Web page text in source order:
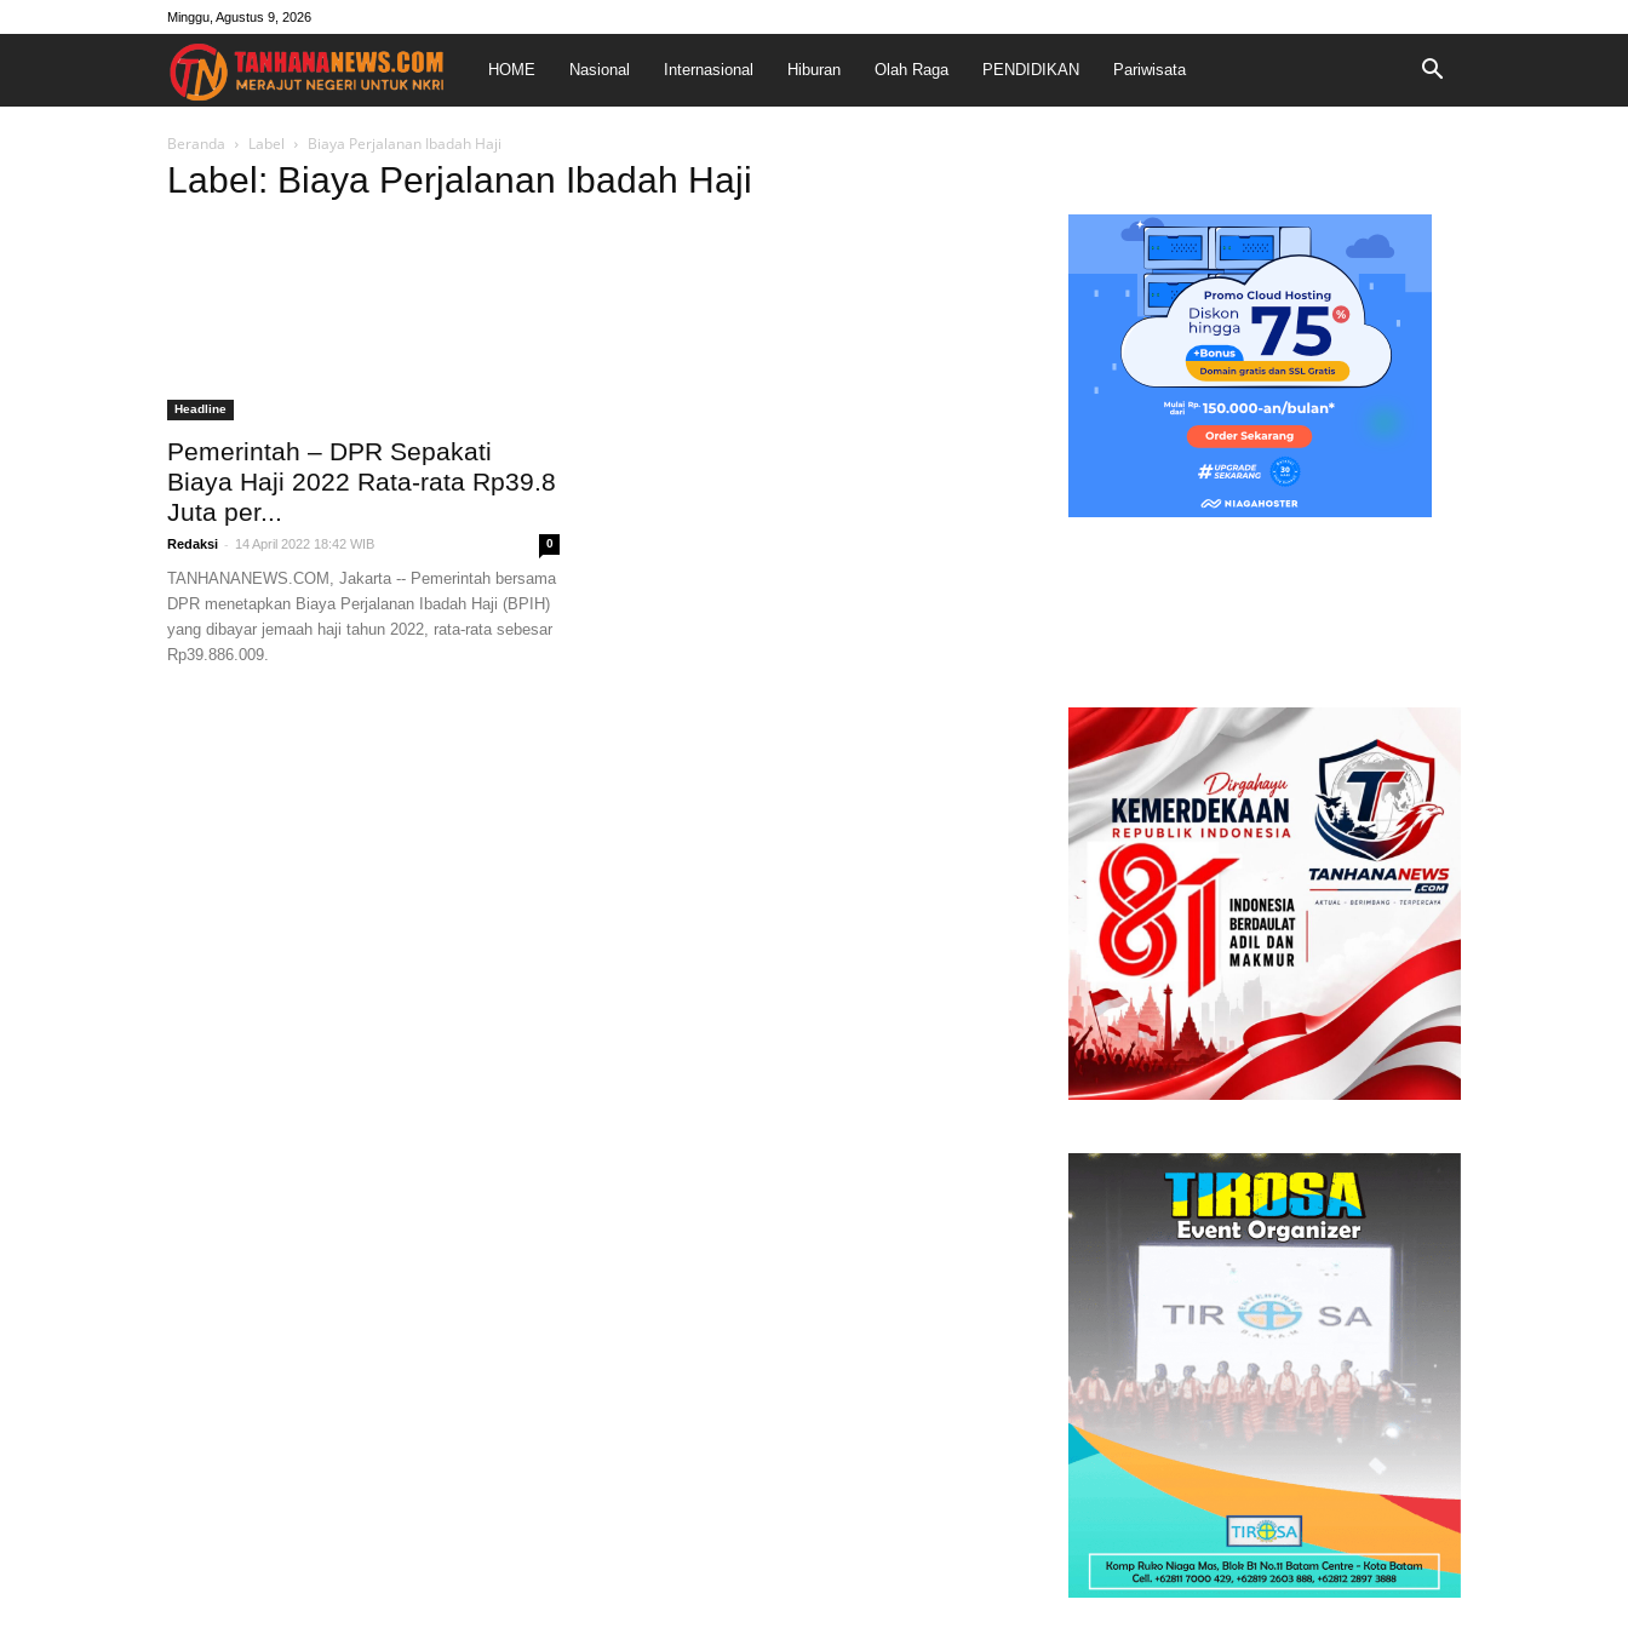
Minggu, Agustus 9, 2026
Merajut
Negeri
HOME Nasional Internasional Hiburan Olah Raga PENDIDIKAN Pariwisata
Beranda Label Biaya Perjalanan Ibadah Haji
Label: Biaya Perjalanan Ibadah Haji
Headline
Pemerintah – DPR Sepakati
Biaya Haji 2022 Rata-rata Rp39.8
Juta per...
Redaksi - 14 April 2022 18:42 WIB 0
TANHANANEWS.COM, Jakarta -- Pemerintah bersama
DPR menetapkan Biaya Perjalanan Ibadah Haji (BPIH)
yang dibayar jemaah haji tahun 2022, rata-rata sebesar
Rp39.886.009.